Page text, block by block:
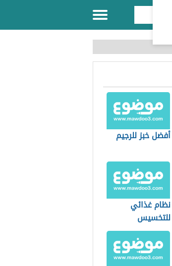
أفضل خبز للرجيم
نظام غذائي
للتخسيس